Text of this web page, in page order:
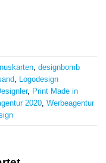
designbomb
Logodesign
, Print Made in
2020
Werbeagentur